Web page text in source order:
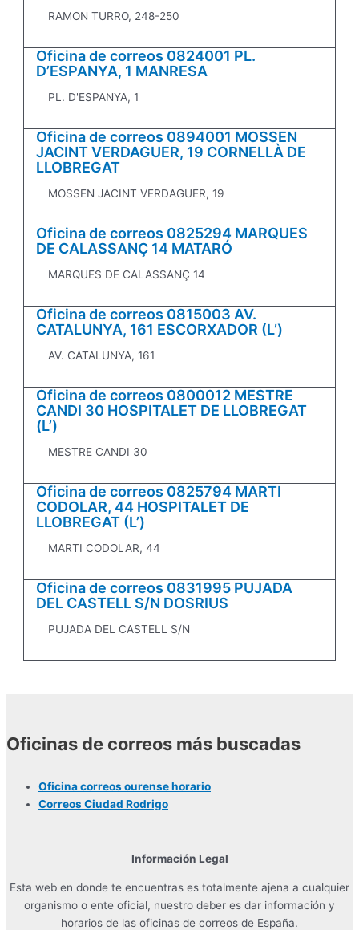
RAMON TURRO, 248-250
Oficina de correos 0824001 PL.
D’ESPANYA, 1 MANRESA
PL. D'ESPANYA, 1
Oficina de correos 0894001 MOSSEN
JACINT VERDAGUER, 19 CORNELLÀ DE
LLOBREGAT
MOSSEN JACINT VERDAGUER, 19
Oficina de correos 0825294 MARQUES
DE CALASSANÇ 14 MATARÓ
MARQUES DE CALASSANÇ 14
Oficina de correos 0815003 AV.
CATALUNYA, 161 ESCORXADOR (L’)
AV. CATALUNYA, 161
Oficina de correos 0800012 MESTRE
CANDI 30 HOSPITALET DE LLOBREGAT
(L’)
MESTRE CANDI 30
Oficina de correos 0825794 MARTI
CODOLAR, 44 HOSPITALET DE
LLOBREGAT (L’)
MARTI CODOLAR, 44
Oficina de correos 0831995 PUJADA
DEL CASTELL S/N DOSRIUS
PUJADA DEL CASTELL S/N
Oficinas de correos más buscadas
Oficina correos ourense horario
Correos Ciudad Rodrigo
Información Legal
Esta web en donde te encuentras es totalmente ajena a cualquier
organismo o ente oficial, nuestro deber es dar información y
horarios de las oficinas de correos de España.